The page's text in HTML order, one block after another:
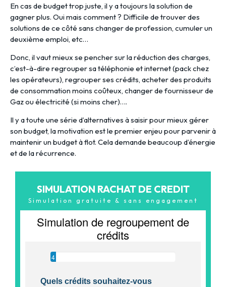
En cas de budget trop juste, il y a toujours la solution de
gagner plus. Oui mais comment ? Difficile de trouver des
solutions de ce côté sans changer de profession, cumuler un
deuxième emploi, etc…
Donc, il vaut mieux se pencher sur la réduction des charges,
c’est-à-dire regrouper sa téléphonie et internet (pack chez
les opérateurs), regrouper ses crédits, acheter des produits
de consommation moins coûteux, changer de fournisseur de
Gaz ou électricité (si moins cher)….
Il y a toute une série d’alternatives à saisir pour mieux gérer
son budget, la motivation est le premier enjeu pour parvenir à
maintenir un budget à flot. Cela demande beaucoup d’énergie
et de la récurrence.
SIMULATION RACHAT DE CREDIT
Simulation gratuite & sans engagement